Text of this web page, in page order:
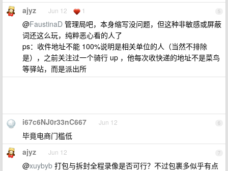
5
ajyz Jun 12 1
@FaustinaD 管理局吧，本身缩写没问题，但这种非敏感或屏蔽
词还这么玩，纯粹恶心看的人了
ps：收件地址不能 100%说明是相关单位的人（当然不排除
是），之前关注过一个骑行 up ，他每次收快递的地址不是菜鸟
等驿站，而是派出所
6
i67c6NJ0r33nC667 Jun 12
毕竟电商门槛低
7
ajyz Jun 12
@xuybyb 打包与拆封全程录像是否可行？不过包裹多似乎有点